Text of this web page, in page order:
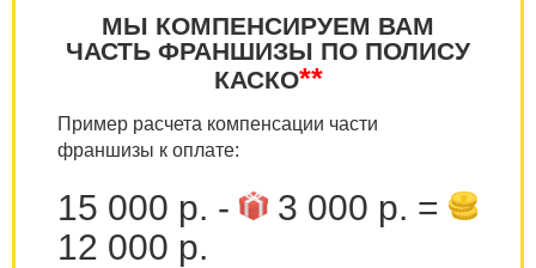
МЫ КОМПЕНСИРУЕМ ВАМ
ЧАСТЬ ФРАНШИЗЫ ПО ПОЛИСУ
КАСКО**
Пример расчета компенсации части
франшизы к оплате:
15 000 р. -
3 000 р. =
12 000 р.